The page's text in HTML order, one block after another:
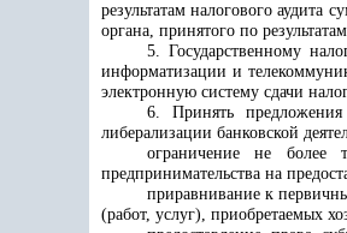
результатам налогового
органа, принятого по
5. Государственному
информатизации и
электронную систему сдачи
6. Принять
либерализации банковской
ограничение не более
предпринимательства на
приравнивание к
(работ, услуг), приобретаемых